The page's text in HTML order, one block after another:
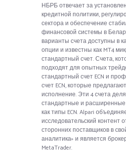
НБРБ отвечает за
кредитной политики,
сектора и обеспечение
финансовой системы в
варианты счета доступны в
опции и известны как MT4
стандартный счет. Счета,
подходят для опытных
стандартный счет ECN и
счет ECN, которые
исполнение. Эти 4 счета
стандартные и расширенные
как типы ECN. Alpari
исследовательский контент
сторонних поставщиков в
аналитика» и является
MetaTrader.